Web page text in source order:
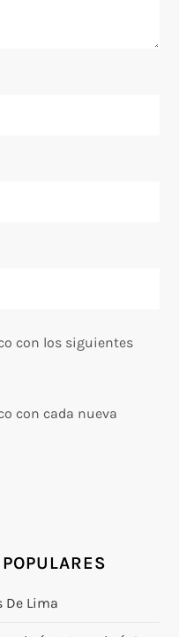
con los siguientes
con cada nueva
De Lima